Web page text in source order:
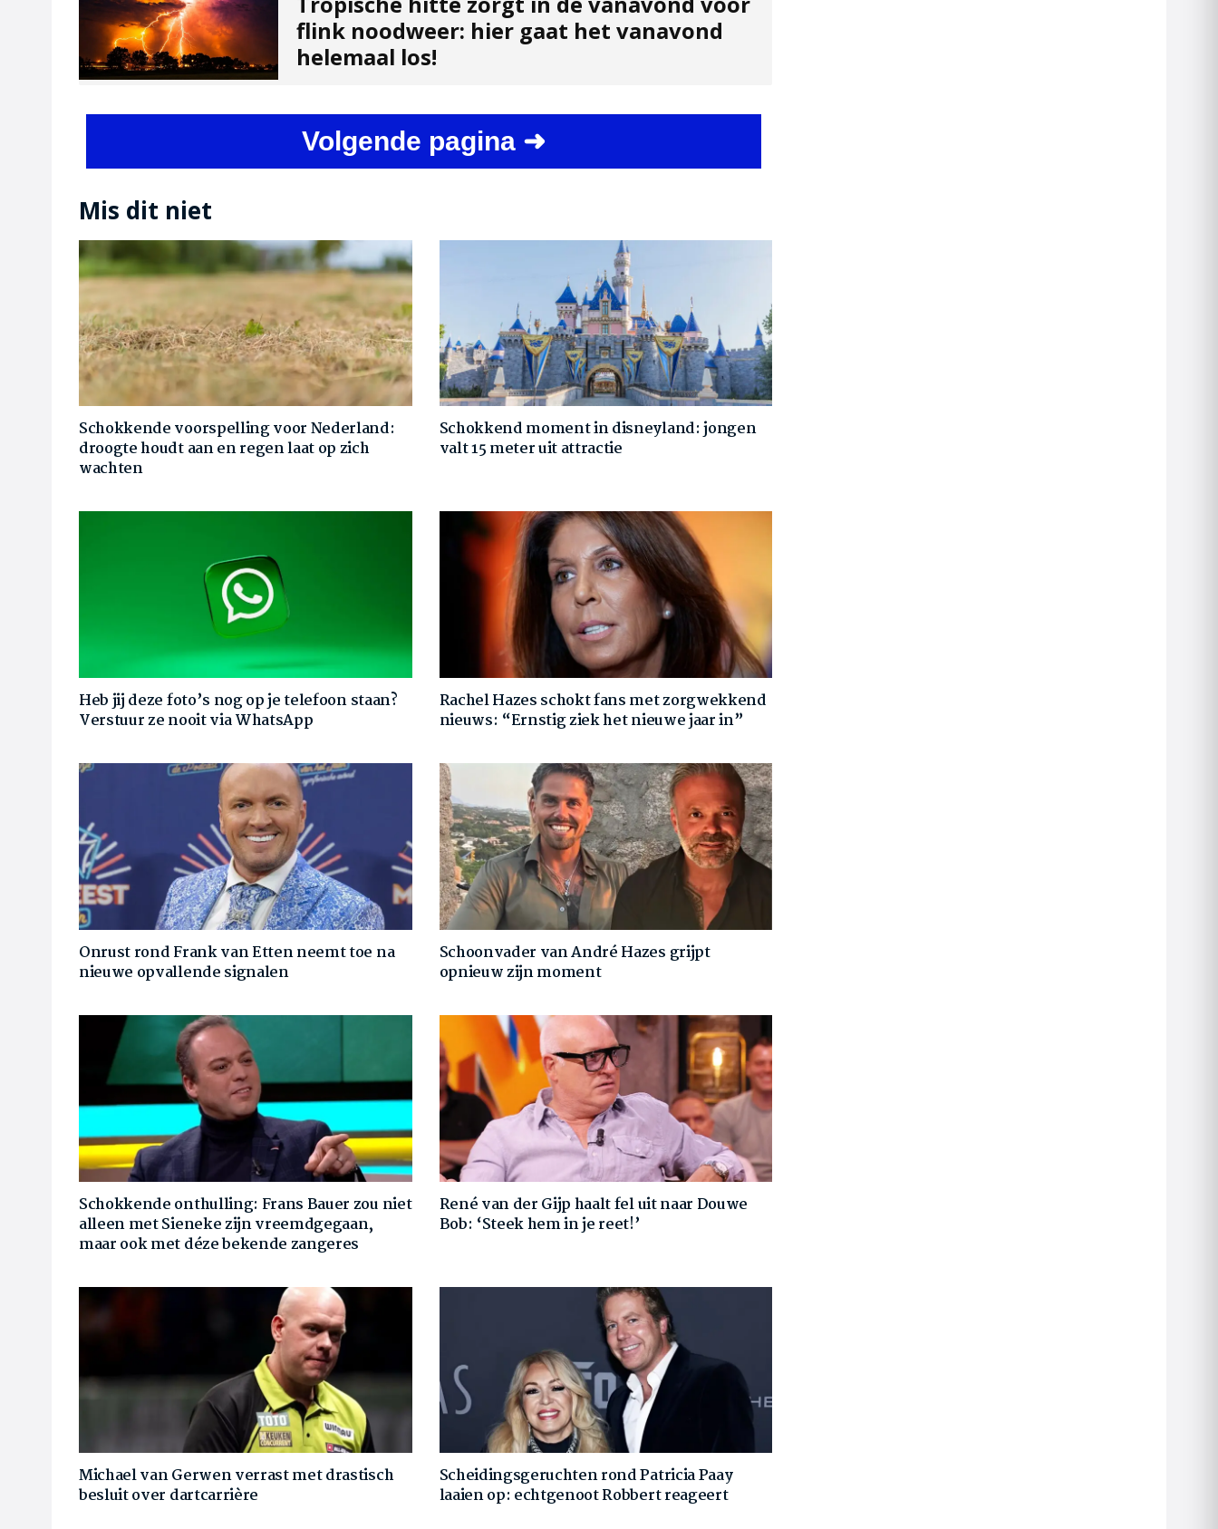
flink noodweer: hier gaat het vanavond
helemaal los!
Volgende pagina ➜
Mis dit niet
Schokkende voorspelling voor Nederland:
droogte houdt aan en regen laat op zich
wachten
Schokkend moment in disneyland: jongen
valt 15 meter uit attractie
Heb jij deze foto’s nog op je telefoon staan?
Verstuur ze nooit via WhatsApp
Rachel Hazes schokt fans met zorgwekkend
nieuws: “Ernstig ziek het nieuwe jaar in”
Onrust rond Frank van Etten neemt toe na
nieuwe opvallende signalen
Schoonvader van André Hazes grijpt
opnieuw zijn moment
Schokkende onthulling: Frans Bauer zou niet
alleen met Sieneke zijn vreemdgegaan,
maar ook met déze bekende zangeres
René van der Gijp haalt fel uit naar Douwe
Bob: ‘Steek hem in je reet!’
Michael van Gerwen verrast met drastisch
besluit over dartcarrière
Scheidingsgeruchten rond Patricia Paay
laaien op: echtgenoot Robbert reageert